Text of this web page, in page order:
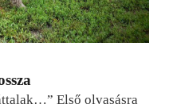
Első olvasásra